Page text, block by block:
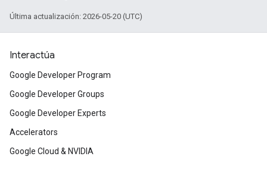
Última actualización: 2026-05-20 (UTC)
Interactúa
Google Developer Program
Google Developer Groups
Google Developer Experts
Accelerators
Google Cloud & NVIDIA